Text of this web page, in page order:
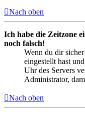
Nach oben
Ich habe die Zeitzone
noch falsch!
Wenn du dir
eingestellt hast
Uhr des Servers
Administrator,
Nach oben